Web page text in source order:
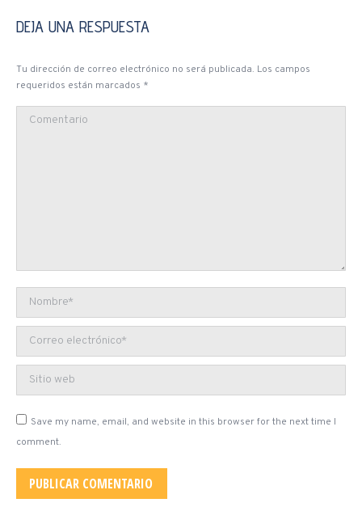
Facebook
DEJA UNA RESPUESTA
Tu dirección de correo electrónico no será publicada. Los campos
requeridos están marcados *
Comentario
Nombre *
Correo electrónico *
Sitio web
Save my name, email, and website in this browser for the next time I
comment.
PUBLICAR COMENTARIO